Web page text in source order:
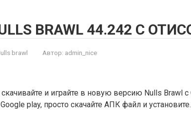
BRAWL 44.242 С
brawl Автор: admin_nice
и играйте в новую версию Nulls Brawl
play, просто скачайте АПК файл и установите.